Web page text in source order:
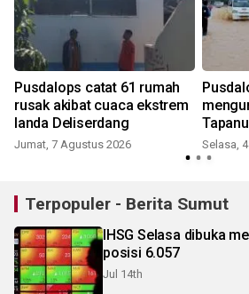
Pusdalops catat 61 rumah
rusak akibat cuaca ekstrem
landa Deliserdang
Jumat, 7 Agustus 2026 Selasa,
Terpopuler - Berita Sumut
IHSG Selasa dibuka
posisi 6.057
Jul 14th